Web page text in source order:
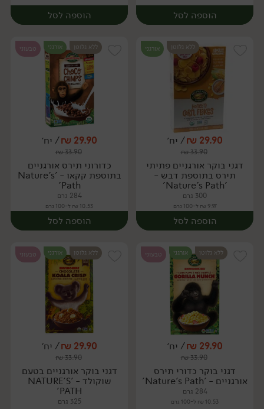
הוספה לסל הוספה לסל
ללא גלוטן אורגני
29.90
₪/ יח׳
33.90
₪
דגני בוקר אורגניים פתיתי
תירס בתוספת דבש -
'Nature's Path'
300 גרם
9.97 ₪ ל-100 גרם
הוספה לסל
יח׳
ללא גלוטן אורגני טבעוני
29.90
₪/ יח׳
33.90
₪
כדורוני תירס אורגניים
בתוספת קקאו - 'Nature's
Path'
284 גרם
10.53 ₪ ל-100 גרם
הוספה לסל
יח׳
ללא גלוטן אורגני טבעוני
29.90
₪/ יח׳
33.90
₪
דגני בוקר כדורי תירס
אורגניים - 'Nature's Path'
284 גרם
10.53 ₪ ל-100 גרם
ללא גלוטן אורגני טבעוני
29.90
₪/ יח׳
33.90
₪
דגני בוקר אורגניים בטעם
שוקולד - 'NATURE'S
PATH'
325 גרם